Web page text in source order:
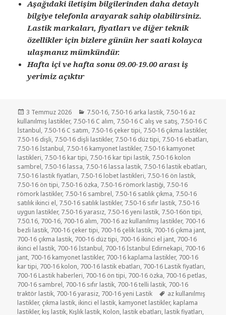
Aşağıdaki iletişim bilgilerinden daha detaylı
bilgiye telefonla arayarak sahip olabilirsiniz.
Lastik markaları, fiyatları ve diğer teknik
özellikler için bizlere günün her saati kolayca
ulaşmanız mümkündür.
Hafta içi ve hafta sonu 09.00-19.00 arası iş
yerimiz açıktır
Yayın
tarihi
3 Temmuz 2026 Kategoriler
7.50-16, 7.50-16 arka lastik, 7.50-16 az
kullanılmış lastikler, 7.50-16 C alım, 7.50-16 C alış ve satış, 7.50-16 C
İstanbul, 7.50-16 C satım, 7.50-16 çeker tipi, 7.50-16 çıkma lastikler,
7.50-16 dişli, 7.50-16 dişli lastikler, 7.50-16 düz tipi, 7.50-16 ebatları,
7.50-16 İstanbul, 7.50-16 kamyonet lastikler, 7.50-16 kamyonet
lastikleri, 7.50-16 kar tipi, 7.50-16 kar tipi lastik, 7.50-16 kolon
sambrel, 7.50-16 lassa, 7.50-16 lassa lastik, 7.50-16 lastik ebatları,
7.50-16 lastik fiyatları, 7.50-16 lobet lastikleri, 7.50-16 ön lastik,
7.50-16 ön tipi, 7.50-16 özka, 7.50-16 römork lastiği, 7.50-16
römork lastikler, 7.50-16 sambrel, 7.50-16 satılık çıkma, 7.50-16
satılık ikinci el, 7.50-16 satılık lastikler, 7.50-16 sıfır lastik, 7.50-16
uygun lastikler, 7.50-16 yarasız, 7.50-16 yeni lastik, 7.50-16ön tipi,
7.50.16, 700-16, 700-16 alım, 700-16 az kullanılmış lastikler, 700-16
bezli lastik, 700-16 çeker tipi, 700-16 çelik lastik, 700-16 çıkma jant,
700-16 çıkma lastik, 700-16 düz tipi, 700-16 ikinci el jant, 700-16
ikinci el lastik, 700-16 İstanbul, 700-16 İstanbul Edirnekapi, 700-16
jant, 700-16 kamyonet lastikler, 700-16 kaplama lastikler, 700-16
kar tipi, 700-16 kolon, 700-16 lastik ebatları, 700-16 Lastik fiyatları,
700-16 Lastik haberleri, 700-16 ön tipi, 700-16 özka, 700-16 petlas,
700-16 sambrel, 700-16 sıfır lastik, 700-16 telli lastik, 700-16
traktör lastik, 700-16 yarasiz, 700-16 yeni Lastik Etiketler
az kullanılmış
lastikler, çıkma lastik, ikinci el lastik, kamyonet lastikler, kaplama
lastikler, kış lastik, Kışlık lastik, Kolon, lastik ebatları, lastik fiyatları,